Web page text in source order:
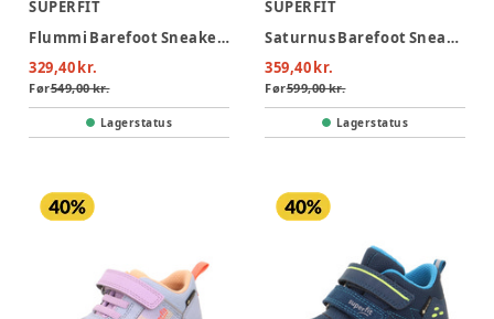
SUPERFIT
Flummi Barefoot Sneaker - Pink
329,40 kr.
Før549,00 kr.
Lagerstatus
SUPERFIT
Saturnus Barefoot Sneaker - Blå
359,40 kr.
Før599,00 kr.
Lagerstatus